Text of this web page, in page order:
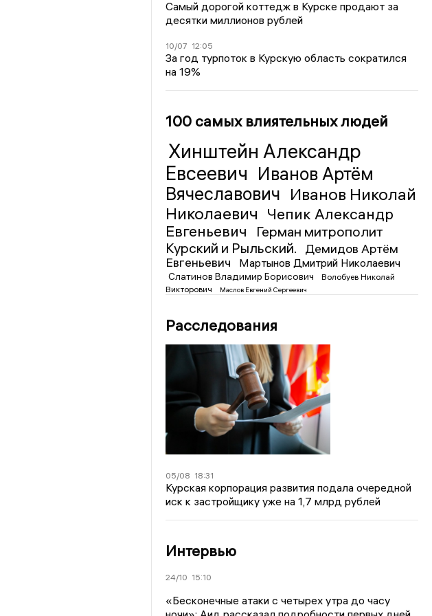
Самый дорогой коттедж в Курске продают за
десятки миллионов рублей
10/07 12:05
За год турпоток в Курскую область сократился
на 19%
100 самых влиятельных людей
Хинштейн Александр
Евсеевич Иванов Артём
Вячеславович Иванов Николай
Николаевич Чепик Александр
Евгеньевич
Герман митрополит
Курский и Рыльский.
Демидов Артём
Евгеньевич
Мартынов Дмитрий Николаевич
Слатинов Владимир Борисович
Волобуев Николай
Викторович
Маслов Евгений Сергеевич
Расследования
05/08 18:31
Курская корпорация развития подала очередной
иск к застройщику уже на 1,7 млрд рублей
Интервью
24/10 15:10
«Бесконечные атаки с четырех утра до часу